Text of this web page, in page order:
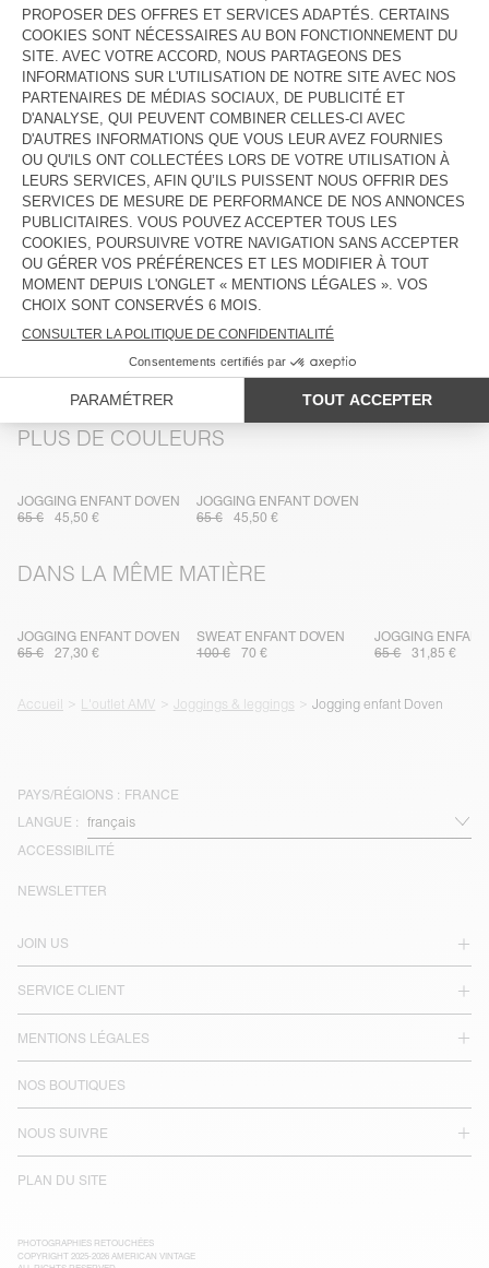
Livraison estiméeentre le mercredi 12 août et le vendredi 14
août
AJOUTER AU PANIER
VOIR LA DISPONIBILITE EN MAGASIN
DESCRIPTION
TAILLE ET COUPE
COMPOSITION
ENTRETIEN
TRAÇABILITÉ
LIVRAISON ET RETOURS
PLUS DE COULEURS
JOGGING ENFANT DOVEN
65 €
45,50 €
JOGGING ENFANT DOVEN
65 €
45,50 €
DANS LA MÊME MATIÈRE
JOGGING ENFANT DOVEN
65 €
27,30 €
SWEAT ENFANT DOVEN
100 €
70 €
JOGGING
65 €
31,85 €
Accueil L'outlet AMV Joggings & leggings Jogging enfant Doven
PAYS/RÉGIONS : FRANCE
LANGUE :
ACCESSIBILITÉ
JOIN US
SERVICE CLIENT
MENTIONS LÉGALES
NOS BOUTIQUES
NOUS SUIVRE
PLAN DU SITE
NEWSLETTER
PHOTOGRAPHIES RETOUCHÉES
COPYRIGHT 2025-2026 AMERICAN VINTAGE